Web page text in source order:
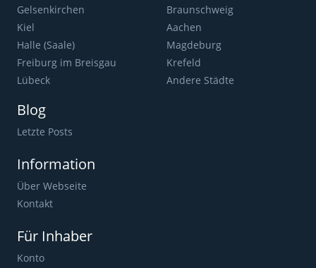
Gelsenkirchen
Braunschweig
Kiel
Aachen
Halle (Saale)
Magdeburg
Freiburg im Breisgau
Krefeld
Lübeck
Andere Städte
Blog
Letzte Posts
Information
Über Webseite
Kontakt
Für Inhaber
Konto